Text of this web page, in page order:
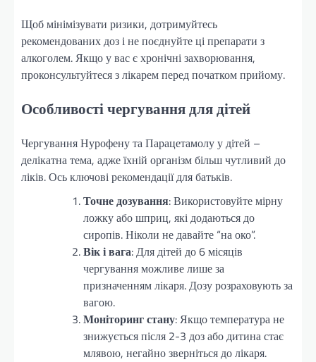
Щоб мінімізувати ризики, дотримуйтесь
рекомендованих доз і не поєднуйте ці препарати з
алкоголем. Якщо у вас є хронічні захворювання,
проконсультуйтеся з лікарем перед початком прийому.
Особливості чергування для дітей
Чергування Нурофену та Парацетамолу у дітей –
делікатна тема, адже їхній організм більш чутливий до
ліків. Ось ключові рекомендації для батьків.
Точне дозування: Використовуйте мірну
ложку або шприц, які додаються до
сиропів. Ніколи не давайте “на око”.
Вік і вага: Для дітей до 6 місяців
чергування можливе лише за
призначенням лікаря. Дозу розраховують за
вагою.
Моніторинг стану: Якщо температура не
знижується після 2-3 доз або дитина стає
млявою, негайно зверніться до лікаря.